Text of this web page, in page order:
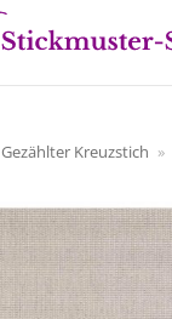
Gezählter Kreuzstich »